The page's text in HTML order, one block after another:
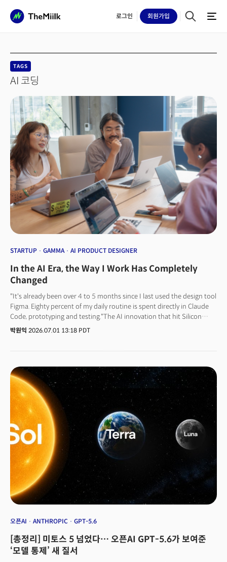
로그인 회원가입
TAGS
AI 코딩
STARTUP GAMMA AI PRODUCT DESIGNER
In the AI Era, the Way I Work Has Completely
Changed
"It's already been over 4 to 5 months since I last used the design tool
Figma. Eighty percent of my daily routine is spent directly in Claude
Code, prototyping and testing."The AI innovation that hit Silicon
Valley developers is rapidly spreading into adjacent areas. A major
about by AI adoption first affected software developers. As code-
writing speed increased rapidly and quality improved, entrusting
coding to AI became the mainstream. According to Google CEO
Sundar Pichai, even within Google, where the world's top developers
gather, AI agents write 75% of new code.👉 "75% of new codes
generated by AI"... The future shown by Google's 'Gemini Agent
Platform'The key point is that the AI-driven work revolution is not
limited to the development domain. In Silicon Valley, non-developers
are also using AI to improve work efficiency or turn their ideas into
reality through AI coding, making it a daily routine. Designers who
work closely with developers are prime examples.
박원익 2026.07.01 13:18 PDT
오픈AI ANTHROPIC GPT-5.6
[총정리] 미토스 5 넘었다… 오픈AI GPT-5.6가 보여준
‘모델 통제’ 새 질서